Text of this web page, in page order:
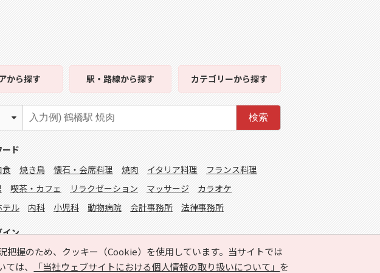
握のため、クッキー（Cookie）を使用しています。当サイトでは
は、
「当社ウェブサイトにおける個人情報の取り扱いについて」 を
から探す 駅・路線から探す カテゴリーから探す
検索
ド
食 焼き鳥 懐石・会席料理 焼肉 イタリア料理
フランス料理
喫茶・カフェ リラクゼーション マッサージ
カラオケ
テル
内科 小児科 動物病院 会計事務所 法律事務所
イン